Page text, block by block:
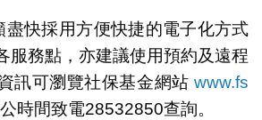
盡快採用方便快捷的電子化方式
服務點，亦建議使用預約及遠程
訊可瀏覽社保基金網站www.fs
時間致電28532850查詢。